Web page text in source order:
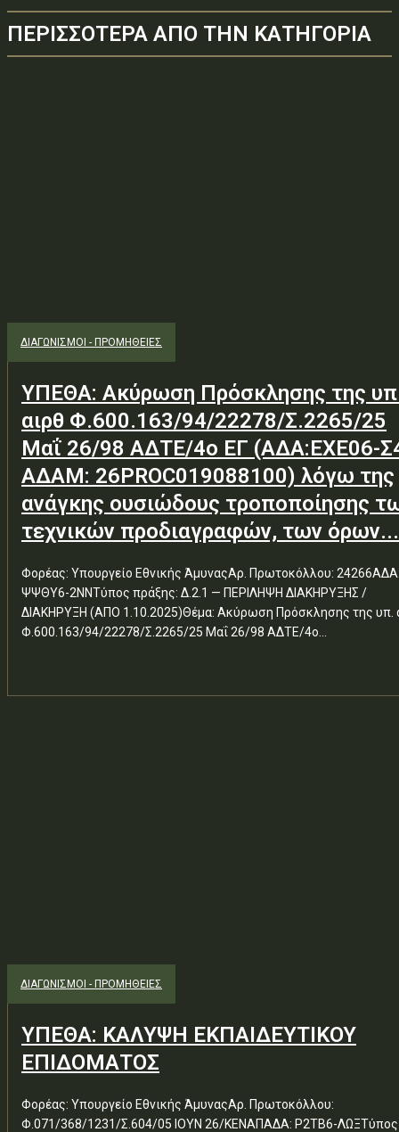
ΠΕΡΙΣΣΟΤΕΡΑ ΑΠΟ ΤΗΝ ΚΑΤΗΓΟΡΙΑ
ΔΙΑΓΩΝΙΣΜΟΊ - ΠΡΟΜΉΘΕΙΕΣ
ΥΠΕΘΑ: Ακύρωση Πρόσκλησης της
αιρθ Φ.600.163/94/22278/Σ.2265/25
Μαΐ 26/98 ΑΔΤΕ/4ο ΕΓ (ΑΔΑ:ΕΧΕ06-
ΑΔΑΜ: 26PROC019088100) λόγω της
ανάγκης ουσιώδους τροποποίησης
τεχνικών προδιαγραφών, των όρων...
Φορέας: Υπουργείο Εθνικής ΆμυναςΑρ. Πρωτοκόλλου:
ΨΨΘΥ6-2ΝΝΤύπος πράξης: Δ.2.1 — ΠΕΡΙΛΗΨΗ ΔΙΑΚΗΡΥΞΗΣ /
ΔΙΑΚΗΡΥΞΗ (ΑΠΟ 1.10.2025)Θέμα: Ακύρωση Πρόσκλησης της υπ.
Φ.600.163/94/22278/Σ.2265/25 Μαΐ 26/98 ΑΔΤΕ/4ο...
ΔΙΑΓΩΝΙΣΜΟΊ - ΠΡΟΜΉΘΕΙΕΣ
ΥΠΕΘΑ: ΚΑΛΥΨΗ ΕΚΠΑΙΔΕΥΤΙΚΟΥ
ΕΠΙΔΟΜΑΤΟΣ
Φορέας: Υπουργείο Εθνικής ΆμυναςΑρ. Πρωτοκόλλου:
Φ.071/368/1231/Σ.604/05 ΙΟΥΝ 26/ΚΕΝΑΠΑΔΑ: Ρ2ΤΒ6-ΛΩΞΤύπος